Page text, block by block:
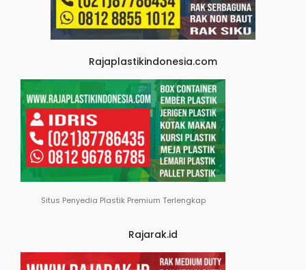
Rajaplastikindonesia.com
Situs Penyedia Plastik Premium Terlengkap
Rajarak.id